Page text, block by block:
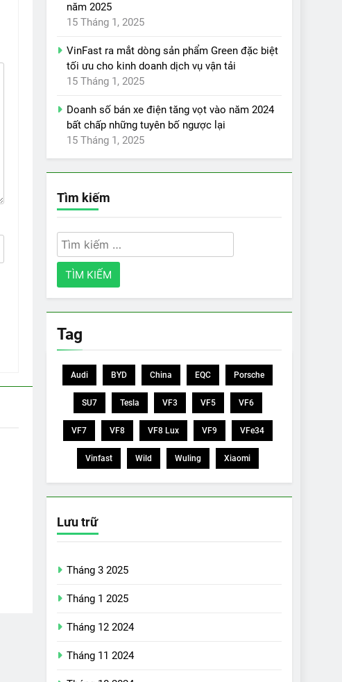
năm 2025
15 Tháng 1, 2025
VinFast ra mắt dòng sản phẩm Green đặc biệt
tối ưu cho kinh doanh dịch vụ vận tải
15 Tháng 1, 2025
Doanh số bán xe điện tăng vọt vào năm 2024
bất chấp những tuyên bố ngược lại
15 Tháng 1, 2025
Tìm kiếm
Tìm
kiếm
cho:
Tag
Audi BYD China EQC Porsche
SU7 Tesla VF3 VF5 VF6
VF7 VF8 VF8 Lux VF9 VFe34
Vinfast Wild Wuling Xiaomi
Lưu trữ
Tháng 3 2025
Tháng 1 2025
Tháng 12 2024
Tháng 11 2024